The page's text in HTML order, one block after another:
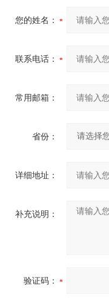
您的姓名：
联系电话：
常用邮箱：
省份：
详细地址：
补充说明：
验证码：